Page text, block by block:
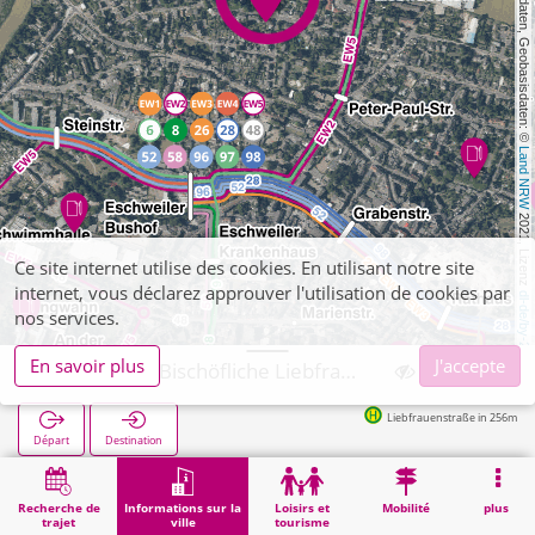
, Kartendaten, Geobasisdaten: ©
Land NRW
2021, Lizenz
dl-de/by-2-0
Recherche de
trajet
Informations sur la
ville
Loisirs et
tourisme
Mobilité plus
Départ Destination
Liebfrauenstraße in 256m
Démarrage Informations sur la ville Eschweiler, Bischöfliche Liebfrauenschuler
Ce site internet utilise des cookies. En utilisant notre site
internet, vous déclarez approuver l'utilisation de cookies par
nos services.
En savoir plus
J'accepte